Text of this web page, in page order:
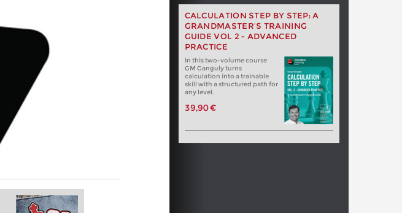
CALCULATION STEP BY STEP: A
GRANDMASTER’S TRAINING
GUIDE VOL 2 - ADVANCED
PRACTICE
In this two-volume course
GM Ganguly turns
calculation into a trainable
skill with a structured path for
any level.
39,90 €